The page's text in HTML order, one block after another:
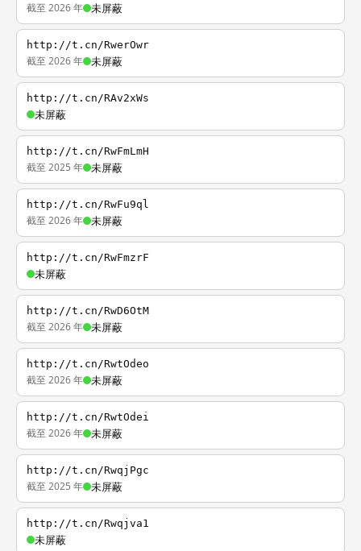
截至 2026 年 未屏蔽
http://t.cn/RwerOwr
截至 2026 年 未屏蔽
http://t.cn/RAv2xWs
未屏蔽
http://t.cn/RwFmLmH
截至 2025 年 未屏蔽
http://t.cn/RwFu9ql
截至 2026 年 未屏蔽
http://t.cn/RwFmzrF
未屏蔽
http://t.cn/RwD6OtM
截至 2026 年 未屏蔽
http://t.cn/RwtOdeo
截至 2026 年 未屏蔽
http://t.cn/RwtOdei
截至 2026 年 未屏蔽
http://t.cn/RwqjPgc
截至 2025 年 未屏蔽
http://t.cn/Rwqjva1
未屏蔽